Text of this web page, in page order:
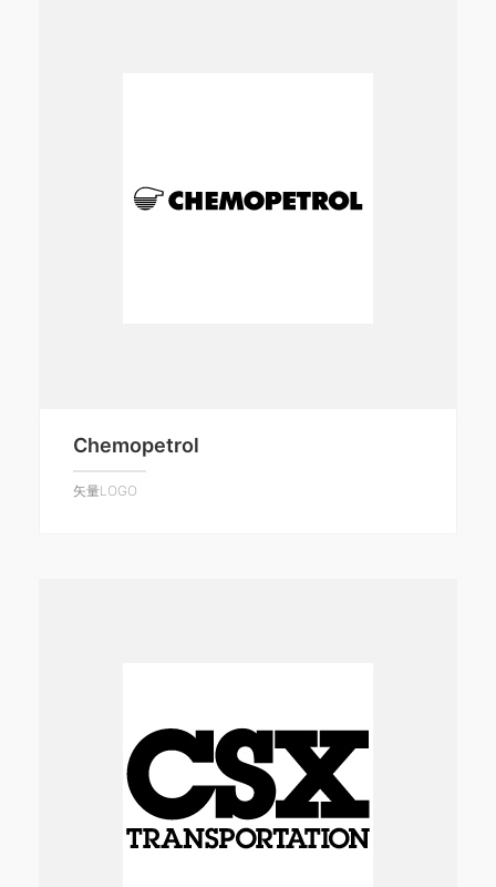
Chemopetrol
矢量LOGO